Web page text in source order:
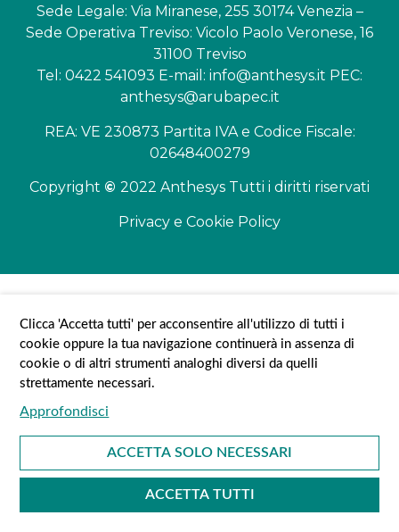
Sede Legale: Via Miranese, 255 30174 Venezia –
Sede Operativa Treviso: Vicolo Paolo Veronese, 16
31100 Treviso
Tel: 0422 541093 E-mail: info@anthesys.it PEC:
anthesys@arubapec.it
REA: VE 230873 Partita IVA e Codice Fiscale:
02648400279
Copyright © 2022 Anthesys Tutti i diritti riservati
Privacy e Cookie Policy
Clicca 'Accetta tutti' per acconsentire all'utilizzo di tutti i
cookie oppure la tua navigazione continuerà in assenza di
cookie o di altri strumenti analoghi diversi da quelli
strettamente necessari.
ACCETTA SOLO NECESSARI
ACCETTA TUTTI